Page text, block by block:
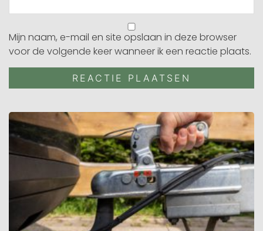
Mijn naam, e-mail en site opslaan in deze browser
voor de volgende keer wanneer ik een reactie plaats.